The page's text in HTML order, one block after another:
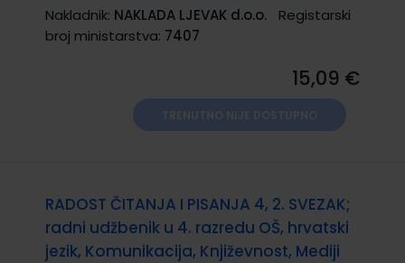
Nakladnik: NAKLADA LJEVAK d.o.o.
Registarski
broj ministarstva: 7407
15,09 €
RADOST ČITANJA I PISANJA 4, 2. SVEZAK;
radni udžbenik u 4. razredu OŠ, hrvatski
jezik, Komunikacija, Književnost, Mediji